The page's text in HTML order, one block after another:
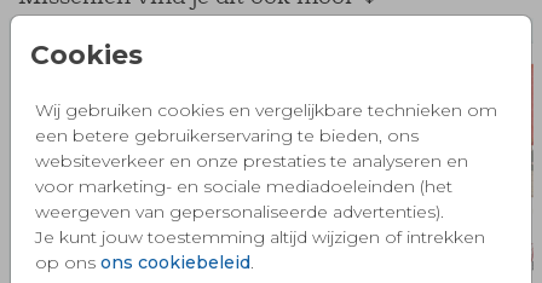
Cookies
Wij gebruiken cookies en vergelijkbare technieken om
een betere gebruikerservaring te bieden, ons
websiteverkeer en onze prestaties te analyseren en
voor marketing- en sociale mediadoeleinden (het
weergeven van gepersonaliseerde advertenties).
Je kunt jouw toestemming altijd wijzigen of intrekken
op ons ons cookiebeleid.